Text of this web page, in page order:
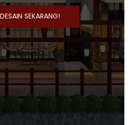
DESAIN SEKARANG!